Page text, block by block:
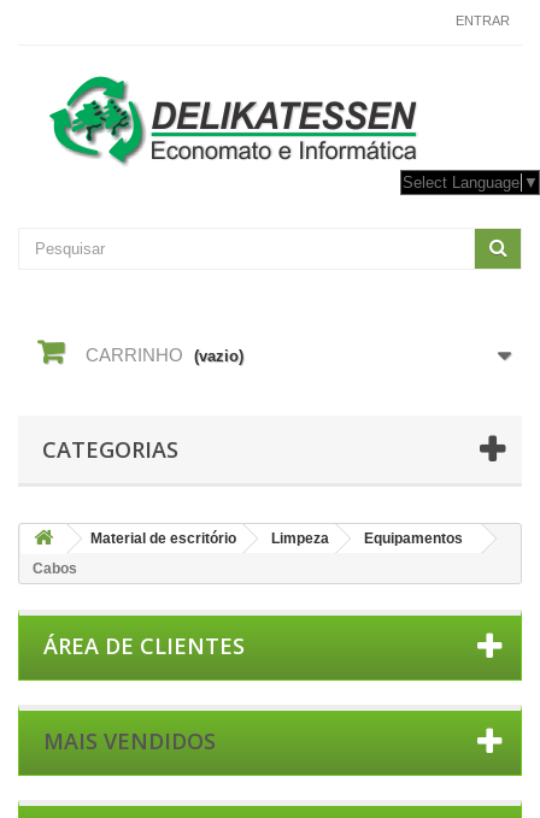
ENTRAR
Select Language ▼
CARRINHO (vazio)
CATEGORIAS
Material de escritório Limpeza
Equipamentos
Cabos
ÁREA DE CLIENTES
MAIS VENDIDOS